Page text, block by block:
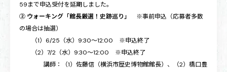
59まで申込受付を延期しました。
② ウォーキング「館長厳選！史跡巡り」
※事前申込（応募者多数
の場合は抽選）
（1）6/25（水）9:30～12:00 ※申込終了
（2）7/2（水）9:30～12:00 ※申込終了
講師：（1）佐藤信（横浜市歴史博物館館長）、（2）橋口豊